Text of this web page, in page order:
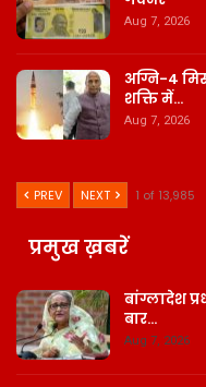
Aug 7, 2026
अग्नि-4
शक्ति में…
Aug 7, 2026
PREV NEXT 1 of 13,985
प्रमुख ख़बरें
बांग्लादेश
बार…
Aug 7, 2026